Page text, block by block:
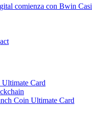
comienza con Bwin
Card
Coin Ultimate Card